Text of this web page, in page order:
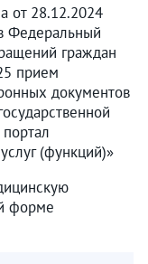
от 28.12.2024
Федеральный
граждан
прием
документов
(функций)»
форме